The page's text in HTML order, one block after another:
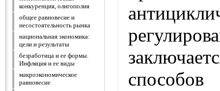
конкуренция, олигополия
общее равновесие и
несостоятельность рынка
национальная экономика:
цели и результаты
безработица и ее формы.
Инфляция и ее виды
макроэкономическое
равновесие
способов